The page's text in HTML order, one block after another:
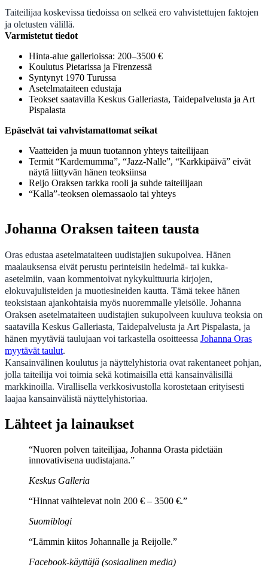
Taiteilijaa koskevissa tiedoissa on selkeä ero vahvistettujen faktojen
ja oletusten välillä.
Varmistetut tiedot
Hinta-alue gallerioissa: 200–3500 €
Koulutus Pietarissa ja Firenzessä
Syntynyt 1970 Turussa
Asetelmataiteen edustaja
Teokset saatavilla Keskus Galleriasta, Taidepalvelusta ja Art
Pispalasta
Epäselvät tai vahvistamattomat seikat
Vaatteiden ja muun tuotannon yhteys taiteilijaan
Termit “Kardemumma”, “Jazz-Nalle”, “Karkkipäivä” eivät
näytä liittyvän hänen teoksiinsa
Reijo Oraksen tarkka rooli ja suhde taiteilijaan
“Kalla”-teoksen olemassaolo tai yhteys
Johanna Oraksen taiteen tausta
Oras edustaa asetelmataiteen uudistajien sukupolvea. Hänen
maalauksensa eivät perustu perinteisiin hedelmä- tai kukka-
asetelmiin, vaan kommentoivat nykykulttuuria kirjojen,
elokuvajulisteiden ja muotiesineiden kautta. Tämä tekee hänen
teoksistaan ajankohtaisia myös nuoremmalle yleisölle. Johanna
Oraksen asetelmataiteen uudistajien sukupolveen kuuluva teoksia on
saatavilla Keskus Galleriasta, Taidepalvelusta ja Art Pispalasta, ja
hänen myytäviä taulujaan voi tarkastella osoitteessa Johanna Oras
myytävät taulut.
Kansainvälinen koulutus ja näyttelyhistoria ovat rakentaneet pohjan,
jolla taiteilija voi toimia sekä kotimaisilla että kansainvälisillä
markkinoilla. Virallisella verkkosivustolla korostetaan erityisesti
laajaa kansainvälistä näyttelyhistoriaa.
Lähteet ja lainaukset
“Nuoren polven taiteilijaa, Johanna Orasta pidetään
innovativisena uudistajana.”
Keskus Galleria
“Hinnat vaihtelevat noin 200 € – 3500 €.”
Suomiblogi
“Lämmin kiitos Johannalle ja Reijolle.”
Facebook-käyttäjä (sosiaalinen media)